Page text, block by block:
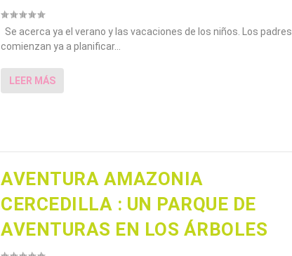
Se acerca ya el verano y las vacaciones de los niños. Los padres
comienzan ya a planificar...
LEER MÁS
AVENTURA AMAZONIA
CERCEDILLA : UN PARQUE DE
AVENTURAS EN LOS ÁRBOLES